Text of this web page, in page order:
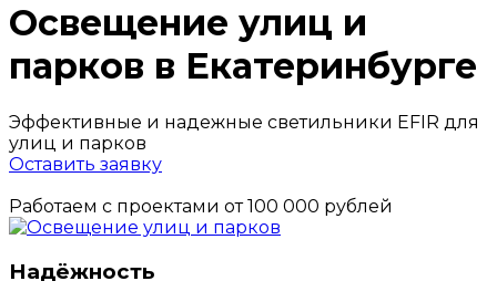
Освещение улиц и
парков в Екатеринбурге
Эффективные и надежные светильники EFIR для
улиц и парков
Оставить заявку
Работаем с проектами от 100 000 рублей
Надёжность